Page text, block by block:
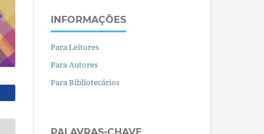
INFORMAÇÕES
Para Leitores
Para Autores
Para Bibliotecários